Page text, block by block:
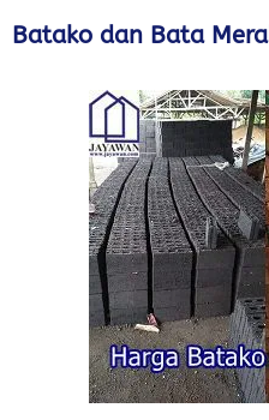
Batako dan Bata